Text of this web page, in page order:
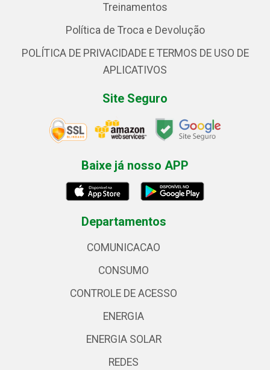
Treinamentos
Política de Troca e Devolução
POLÍTICA DE PRIVACIDADE E TERMOS DE USO DE
APLICATIVOS
Site Seguro
Baixe já nosso APP
Departamentos
COMUNICACAO
CONSUMO
CONTROLE DE ACESSO
ENERGIA
ENERGIA SOLAR
REDES